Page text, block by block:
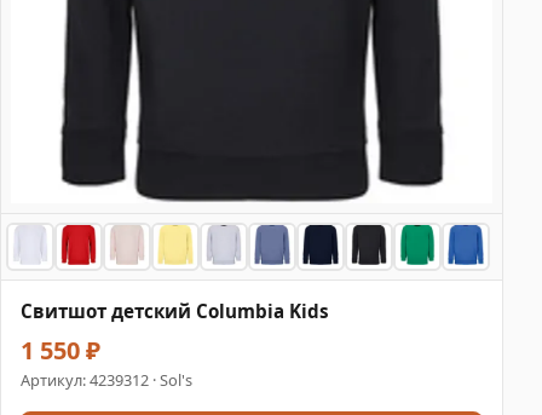
Свитшот детский Columbia Kids
1 550 ₽
Артикул:4239312 · Sol's